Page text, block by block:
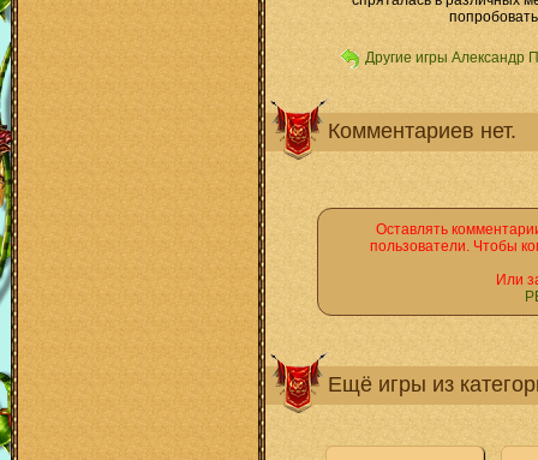
Другие игры Александр
Комментариев нет.
Оставлять
пользователи. Чтобы
Или
Ещё игры из